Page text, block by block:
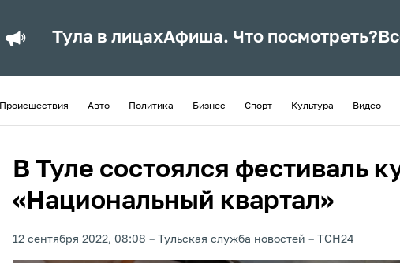
Тула в лицахАфиша. Что посмотреть?
Происшествия Авто Политика Бизнес Спорт Культура Видео
В Туле состоялся фестиваль
«Национальный квартал»
12 сентября 2022, 08:08 Тульская служба новостей ТСН24